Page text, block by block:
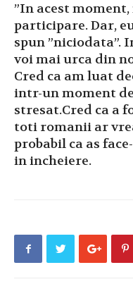
”In acest
participare. Dar,
spun ”niciodata”.
voi mai urca din
Cred ca am luat
intr-un moment
stresat.Cred ca a
toti romanii ar
probabil ca as
in incheiere.